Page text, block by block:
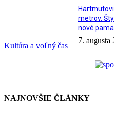
Kultúra a voľný čas
metrov.
nové
7. augusta
NAJNOVŠIE ČLÁNKY